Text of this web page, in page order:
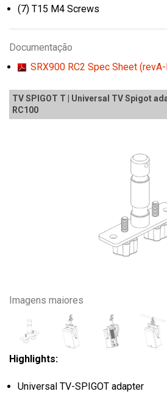
(7) T15 M4 Screws
Documentação
SRX900 RC2 Spec Sheet
TV SPIGOT T | Universal TV Spigot
RC100
Imagens maiores
Highlights:
Universal TV-SPIGOT adapter